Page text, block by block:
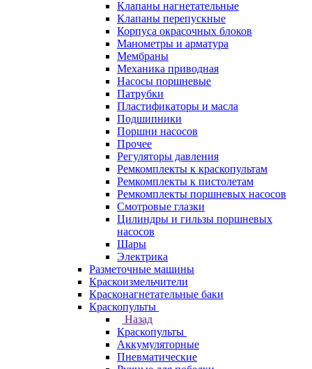
Клапаны нагнетательные
Клапаны перепускные
Корпуса окрасочных блоков
Манометры и арматура
Мембраны
Механика приводная
Насосы поршневые
Патрубки
Пластификаторы и масла
Подшипники
Поршни насосов
Прочее
Регуляторы давления
Ремкомплекты к краскопультам
Ремкомплекты к пистолетам
Ремкомплекты поршневых насосов
Смотровые глазки
Цилиндры и гильзы поршневых
насосов
Шары
Электрика
Разметочные машины
Краскоизмельчители
Красконагнетательные баки
Краскопульты
Назад
Краскопульты
Аккумуляторные
Пневматические